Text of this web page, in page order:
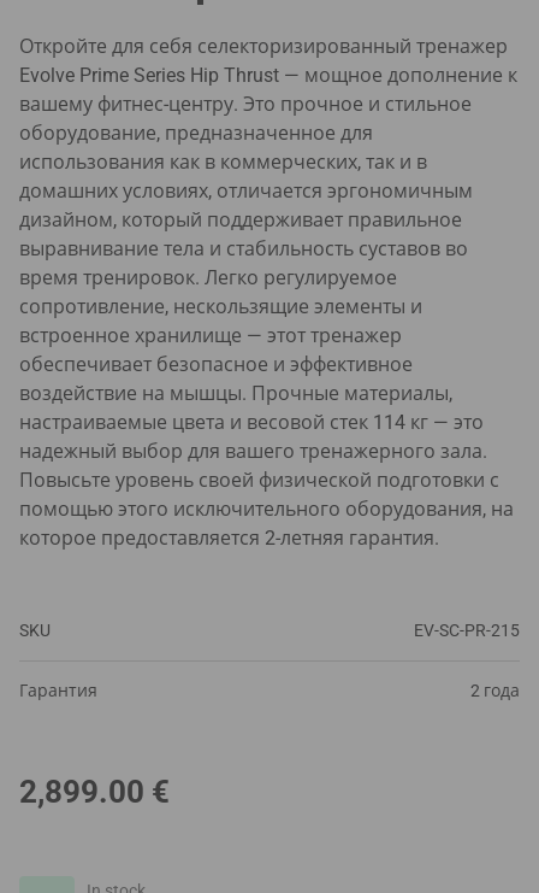
Откройте для себя селекторизированный тренажер
Evolve Prime Series Hip Thrust — мощное дополнение к
вашему фитнес-центру. Это прочное и стильное
оборудование, предназначенное для
использования как в коммерческих, так и в
домашних условиях, отличается эргономичным
дизайном, который поддерживает правильное
выравнивание тела и стабильность суставов во
время тренировок. Легко регулируемое
сопротивление, нескользящие элементы и
встроенное хранилище — этот тренажер
обеспечивает безопасное и эффективное
воздействие на мышцы. Прочные материалы,
настраиваемые цвета и весовой стек 114 кг — это
надежный выбор для вашего тренажерного зала.
Повысьте уровень своей физической подготовки с
помощью этого исключительного оборудования, на
которое предоставляется 2-летняя гарантия.
SKU EV-SC-PR-215
Гарантия 2 года
2,899.00 €